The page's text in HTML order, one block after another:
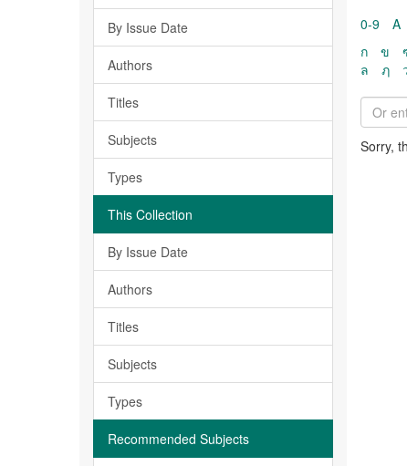
By Issue Date
Authors
Titles
Subjects
Types
This Collection
By Issue Date
Authors
Titles
Subjects
Types
Recommended Subjects
0-9 A
ก
ข
ล
ฦ
Sorry,